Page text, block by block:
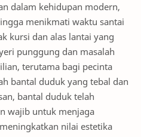
dalam kehidupan modern,
menikmati waktu santai
kursi dan alas lantai yang
punggung dan masalah
terutama bagi pecinta
bantal duduk yang tebal dan
bantal duduk telah
wajib untuk menjaga
nilai estetika